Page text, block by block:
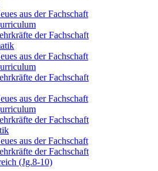
aus der Fachschaft
der Fachschaft
aus der Fachschaft
der Fachschaft
aus der Fachschaft
der Fachschaft
aus der Fachschaft
der Fachschaft
(Jg.8-10)